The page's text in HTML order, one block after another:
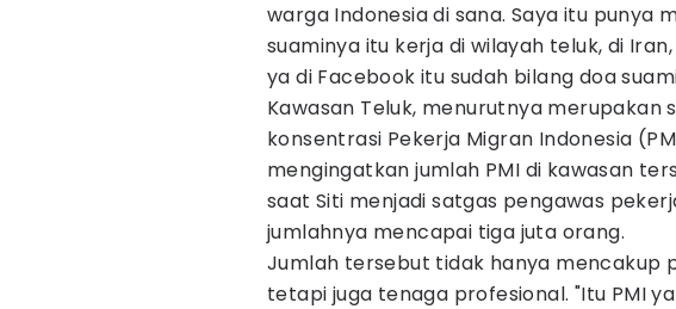
warga Indonesia di sana. Saya itu punya
suaminya itu kerja di wilayah teluk, di
ya di Facebook itu sudah bilang doa
Kawasan Teluk, menurutnya merupakan
konsentrasi Pekerja Migran Indonesia
mengingatkan jumlah PMI di kawasan
saat Siti menjadi satgas pengawas
jumlahnya mencapai tiga juta orang.
Jumlah tersebut tidak hanya mencakup
tetapi juga tenaga profesional. "Itu PMI